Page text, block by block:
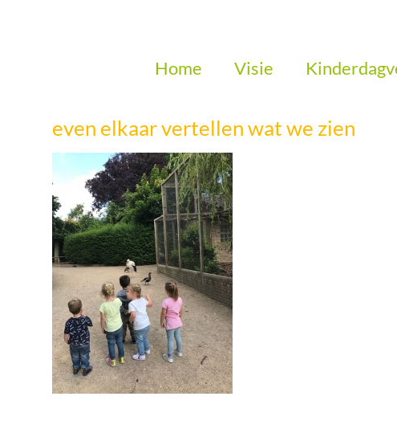
Home Visie
even elkaar vertellen wat we zien